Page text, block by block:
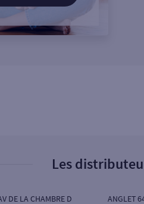
Les
DE LA CHAMBRE D ANGLET